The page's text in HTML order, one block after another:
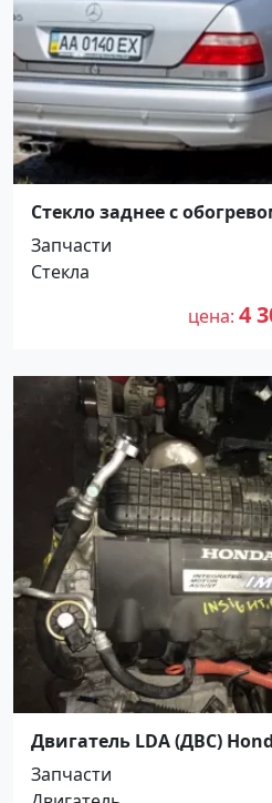
Стекло заднее с
VAN 9 Краснодар
Запчасти
Стекла
цена 4
Двигатель LDA (ДВС)
б/у контрактный
Запчасти